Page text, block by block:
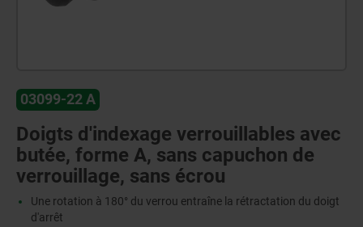
03099-22 A
Doigts d'indexage verrouillables avec
butée, forme A, sans capuchon de
verrouillage, sans écrou
Une rotation à 180° du verrou entraîne la rétractation du doigt
d'arrêt